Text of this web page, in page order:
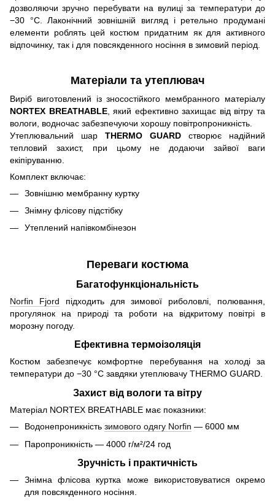
дозволяючи зручно перебувати на вулиці за температури до
−30 °C. Лаконічний зовнішній вигляд і ретельно продумані
елементи роблять цей костюм придатним як для активного
відпочинку, так і для повсякденного носіння в зимовий період.
Матеріали та утеплювач
Виріб виготовлений із зносостійкого мембранного матеріалу
NORTEX BREATHABLE, який ефективно захищає від вітру та
вологи, водночас забезпечуючи хорошу повітропроникність.
Утеплювальний шар THERMO GUARD створює надійний
тепловий захист, при цьому не додаючи зайвої ваги
екіпіруванню.
Комплект включає:
Зовнішню мембранну куртку
Знімну флісову підстібку
Утеплений напівкомбінезон
Переваги костюма
Багатофункціональність
Norfin Fjord підходить для зимової риболовлі, полювання,
прогулянок на природі та роботи на відкритому повітрі в
морозну погоду.
Ефективна термоізоляція
Костюм забезпечує комфортне перебування на холоді за
температури до −30 °C завдяки утеплювачу THERMO GUARD.
Захист від вологи та вітру
Матеріал NORTEX BREATHABLE має показники:
Водонепроникність зимового одягу Norfin — 6000 мм
Паропроникність — 4000 г/м²/24 год
Зручність і практичність
Знімна флісова куртка може використовуватися окремо
для повсякденного носіння.